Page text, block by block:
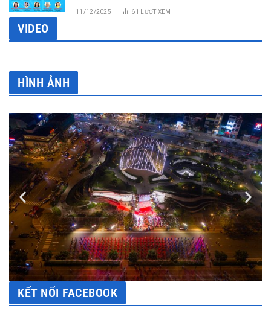
11/12/2025 61 LƯỢT XEM
VIDEO
HÌNH ẢNH
KẾT NỐI FACEBOOK